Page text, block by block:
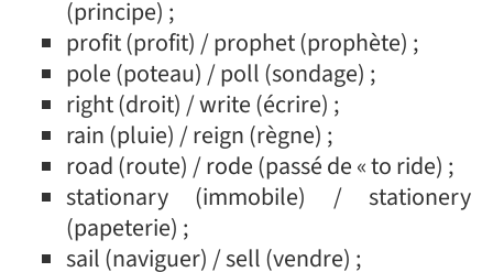
(principe) ;
profit (profit) / prophet (prophète) ;
pole (poteau) / poll (sondage) ;
right (droit) / write (écrire) ;
rain (pluie) / reign (règne) ;
road (route) / rode (passé de « to ride) ;
stationary (immobile) / stationery
(papeterie) ;
sail (naviguer) / sell (vendre) ;